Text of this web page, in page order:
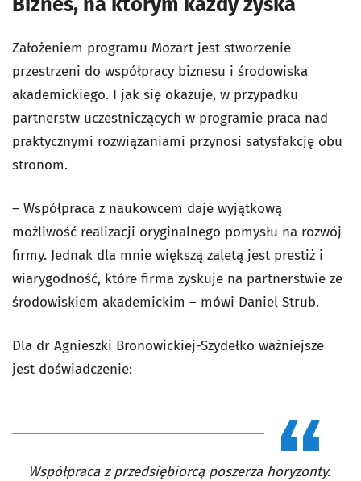
Założeniem programu Mozart jest stworzenie
przestrzeni do współpracy biznesu i środowiska
akademickiego. I jak się okazuje, w przypadku
partnerstw uczestniczących w programie praca nad
praktycznymi rozwiązaniami przynosi satysfakcję obu
stronom.
– Współpraca z naukowcem daje wyjątkową
możliwość realizacji oryginalnego pomysłu na rozwój
firmy. Jednak dla mnie większą zaletą jest prestiż i
wiarygodność, które firma zyskuje na partnerstwie ze
środowiskiem akademickim – mówi Daniel Strub.
Dla dr Agnieszki Bronowickiej-Szydełko ważniejsze
jest doświadczenie:
Współpraca z przedsiębiorcą poszerza horyzonty.